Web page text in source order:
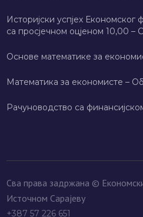
Историјски успјех
са просјечном оцјеном 10,00 –
Основе математике за
Математика за економисте –
Рачуноводство са
Сва права задржана ©
Источном Сарајеву
+387 57 226 651